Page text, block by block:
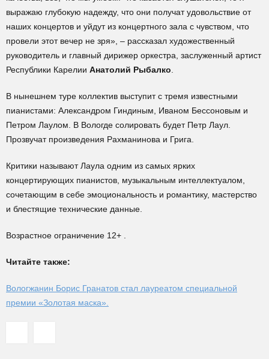
выражаю глубокую надежду, что они получат удовольствие от
наших концертов и уйдут из концертного зала с чувством, что
провели этот вечер не зря», – рассказал художественный
руководитель и главный дирижер оркестра, заслуженный артист
Республики Карелии Анатолий Рыбалко
В нынешнем туре коллектив выступит с тремя известными
пианистами: Александром Гиндиным, Иваном Бессоновым и
Петром Лаулом. В Вологде солировать будет Петр Лаул.
Прозвучат произведения Рахманинова и Грига.
Критики называют Лаула одним из самых ярких
концертирующих пианистов, музыкальным интеллектуалом,
сочетающим в себе эмоциональность и романтику, мастерство
и блестящие технические данные.
Возрастное ограничение 12+ .
Читайте также:
Вологжанин Борис Гранатов стал лауреатом специальной
премии «Золотая маска».